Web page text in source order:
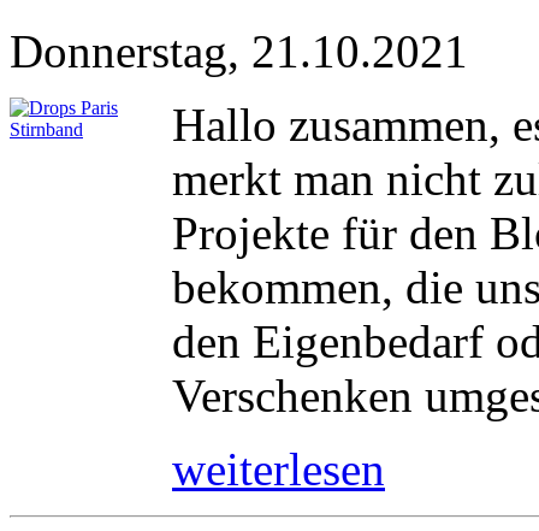
Donnerstag, 21.10.2021
Hallo zusammen,
merkt man nicht
Projekte für den
bekommen, die
den Eigenbedarf
Verschenken
weiterlesen